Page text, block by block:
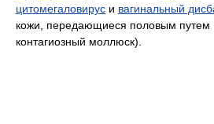
цитомегаловирус и вагинальный
кожи, передающиеся половым путем
контагиозный моллюск).